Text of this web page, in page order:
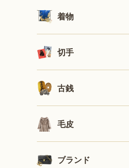
着物
切手
古銭
毛皮
ブランド